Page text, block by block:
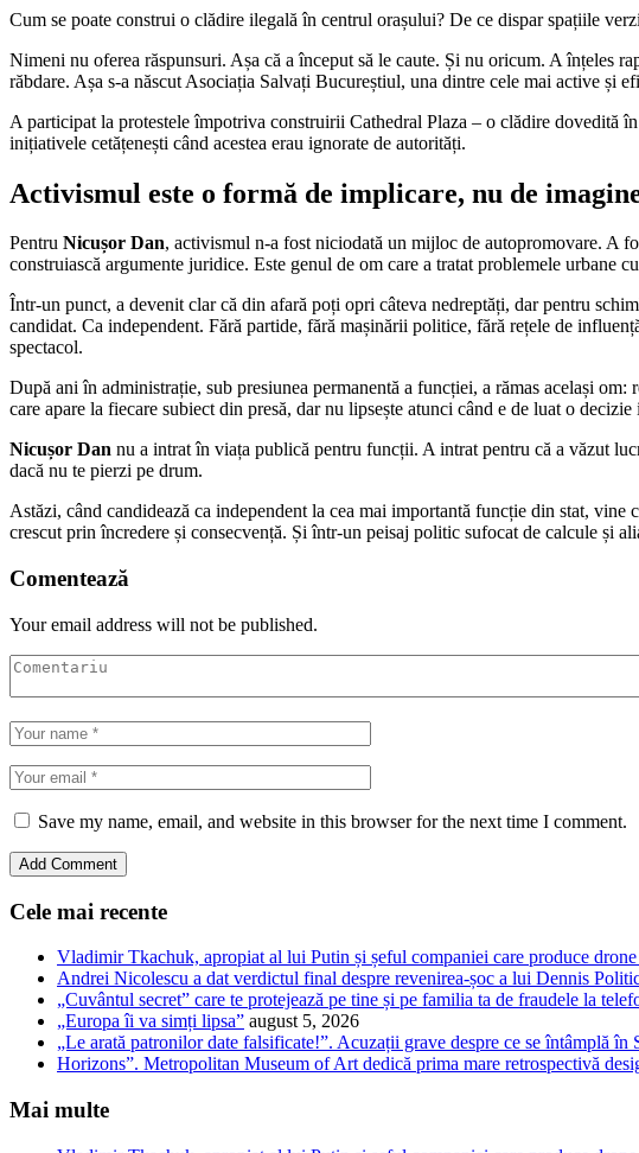
Cum se poate construi o clădire ilegală în centrul orașului? De ce dispar spațiile
Nimeni nu oferea răspunsuri. Așa că a început să le caute. Și nu oricum. A înțeles
răbdare. Așa s-a născut Asociația Salvați Bucureștiul, una dintre cele mai active și
A participat la protestele împotriva construirii Cathedral Plaza – o clădire dovedită
inițiativele cetățenești când acestea erau ignorate de autorități.
Activismul este o formă de implicare, nu de
Pentru Nicușor Dan, activismul n-a fost niciodată un mijloc de autopromovare. A
construiască argumente juridice. Este genul de om care a tratat problemele urbane
Într-un punct, a devenit clar că din afară poți opri câteva nedreptăți, dar pentru
candidat. Ca independent. Fără partide, fără mașinării politice, fără rețele de
spectacol.
După ani în administrație, sub presiunea permanentă a funcției, a rămas același
care apare la fiecare subiect din presă, dar nu lipsește atunci când e de luat o decizie
Nicușor Dan nu a intrat în viața publică pentru funcții. A intrat pentru că a văzut
dacă nu te pierzi pe drum.
Astăzi, când candidează ca independent la cea mai importantă funcție din stat,
crescut prin încredere și consecvență. Și într-un peisaj politic sufocat de calcule și
Comentează
Your email address will not be published.
Save my name, email, and website in this browser for the next time I comment.
Cele mai recente
Vladimir Tkachuk, apropiat al lui Putin și șeful companiei care produce
Andrei Nicolescu a dat verdictul final despre revenirea-șoc a lui Dennis
„Cuvântul secret” care te protejează pe tine și pe familia ta de fraudele la
„Europa îi va simți lipsa” august 5, 2026
„Le arată patronilor date falsificate!”. Acuzații grave despre ce se întâmplă în
Horizons”. Metropolitan Museum of Art dedică prima mare retrospectivă
Mai multe